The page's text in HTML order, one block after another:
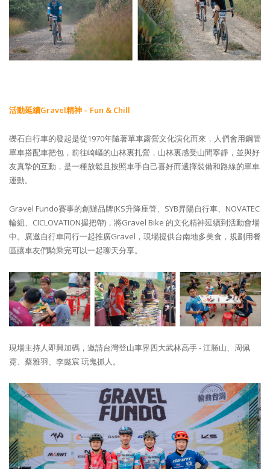
活動延續Gravel精神 – Fun & Chill
礫石自行車的發起是從1970年隨著單車露營文化演化而來，人們會用鋼管
單車搭配車把包，前往崎嶇的山林裏扎營，山林裏感受山間寧靜，並與好
友真摯的互動，是一種放鬆且按照車手自己喜好而選擇裝備和路線的單車
運動。
Gravel Fundo賽事的創辦品牌(KS升降座管、SYB昇陽自行車、NOVATEC
輪組、CICLOVATION握把帶)，將Gravel Bike 的文化精神延續到活動會場
中。廣邀自行車同行一起推廣Gravel，現場提供台南地多美食，規劃用餐
區讓車友們騎乘完可以一起聊天分享。
現場主持人即興加碼，邀請台灣登山車界四大武林高手 - 江勝山、周佩
霓、蔡雅羽、李懿宸 玩鬼抓人。